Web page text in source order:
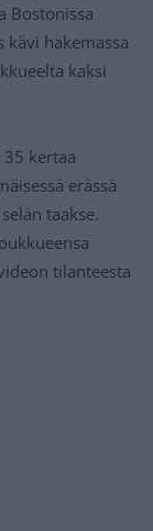
Bostonissa
hakemassa
kaksi
kertaa
erässä
taakse.
tilanteesta